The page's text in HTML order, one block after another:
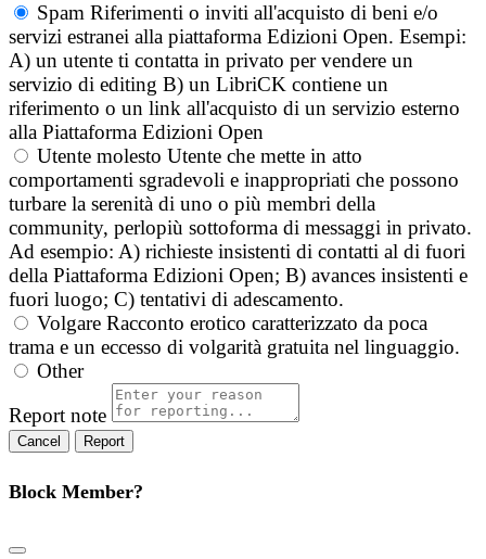
Spam Riferimenti o inviti all'acquisto di beni e/o
servizi estranei alla piattaforma Edizioni Open. Esempi:
A) un utente ti contatta in privato per vendere un
servizio di editing B) un LibriCK contiene un
riferimento o un link all'acquisto di un servizio esterno
alla Piattaforma Edizioni Open
Utente molesto Utente che mette in atto
comportamenti sgradevoli e inappropriati che possono
turbare la serenità di uno o più membri della
community, perlopiù sottoforma di messaggi in privato.
Ad esempio: A) richieste insistenti di contatti al di fuori
della Piattaforma Edizioni Open; B) avances insistenti e
fuori luogo; C) tentativi di adescamento.
Volgare Racconto erotico caratterizzato da poca
trama e un eccesso di volgarità gratuita nel linguaggio.
Other
Report note
Report
Block Member?